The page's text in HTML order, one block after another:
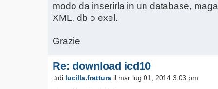
modo da inserirla in un database,
XML, db o exel.
Grazie
Re: download icd10
di lucilla.frattura il mar lug 01, 2014 3:03 pm